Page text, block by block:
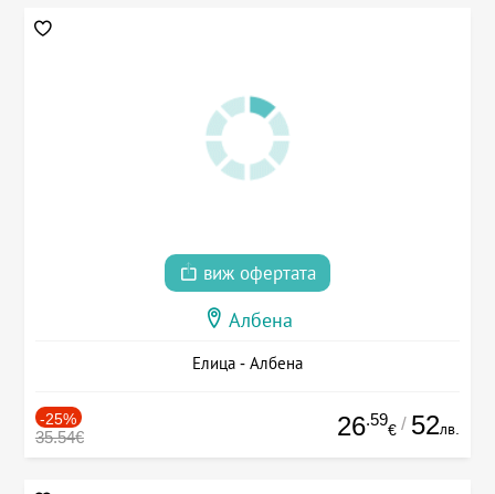
виж офертата
Албена
Елица - Албена
-25%
35.54€ 26.59
€ / 52лв.